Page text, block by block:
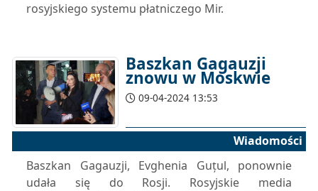
rosyjskiego systemu płatniczego Mir.
Baszkan Gagauzji
znowu w Moskwie
09-04-2024 13:53
Wiadomości
Baszkan Gagauzji, Evghenia Guțul, ponownie
udała się do Rosji. Rosyjskie media